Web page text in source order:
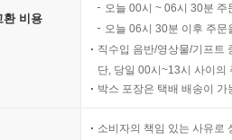
환 비용
오늘 00시 ~ 06시 30분
오늘 06시 30분 이후 주
직수입 음반/영상물/기프트
단, 당일 00시~13시 사이의
박스 포장은 택배 배송이
소비자의 책임 있는 사유로